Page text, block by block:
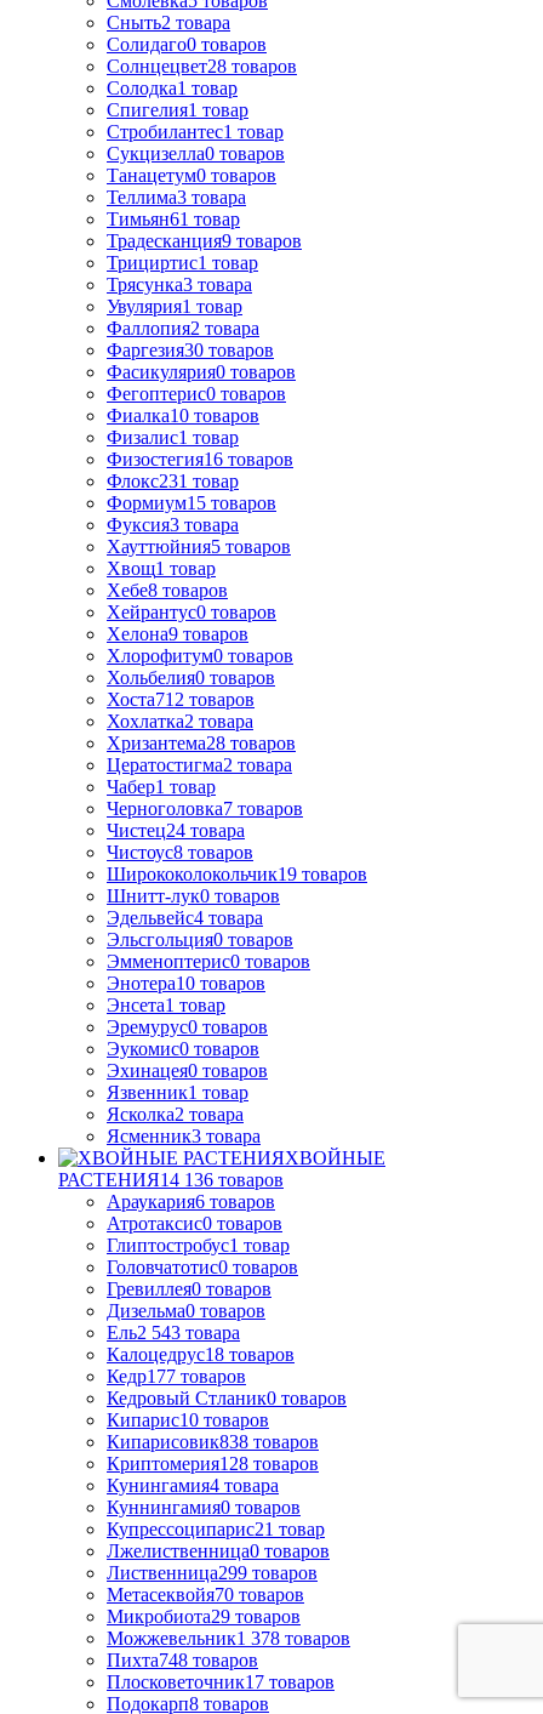
Сныть2 товара
Солидаго0 товаров
Солнцецвет28 товаров
Солодка1 товар
Спигелия1 товар
Стробилантес1 товар
Сукцизелла0 товаров
Танацетум0 товаров
Теллима3 товара
Тимьян61 товар
Традесканция9 товаров
Трициртис1 товар
Трясунка3 товара
Увулярия1 товар
Фаллопия2 товара
Фаргезия30 товаров
Фасикулярия0 товаров
Фегоптерис0 товаров
Фиалка10 товаров
Физалис1 товар
Физостегия16 товаров
Флокс231 товар
Формиум15 товаров
Фуксия3 товара
Хауттюйния5 товаров
Хвощ1 товар
Хебе8 товаров
Хейрантус0 товаров
Хелона9 товаров
Хлорофитум0 товаров
Хольбелия0 товаров
Хоста712 товаров
Хохлатка2 товара
Хризантема28 товаров
Цератостигма2 товара
Чабер1 товар
Черноголовка7 товаров
Чистец24 товара
Чистоус8 товаров
Ширококолокольчик19 товаров
Шнитт-лук0 товаров
Эдельвейс4 товара
Эльсгольция0 товаров
Эмменоптерис0 товаров
Энотера10 товаров
Энсета1 товар
Эремурус0 товаров
Эукомис0 товаров
Эхинацея0 товаров
Язвенник1 товар
Ясколка2 товара
Ясменник3 товара
ХВОЙНЫЕ
РАСТЕНИЯ14 136 товаров
Араукария6 товаров
Атротаксис0 товаров
Глиптостробус1 товар
Головчатотис0 товаров
Гревиллея0 товаров
Дизельма0 товаров
Ель2 543 товара
Калоцедрус18 товаров
Кедр177 товаров
Кедровый Стланик0 товаров
Кипарис10 товаров
Кипарисовик838 товаров
Криптомерия128 товаров
Кунингамия4 товара
Куннингамия0 товаров
Купрессоципарис21 товар
Лжелиственница0 товаров
Лиственница299 товаров
Метасеквойя70 товаров
Микробиота29 товаров
Можжевельник1 378 товаров
Пихта748 товаров
Плосковеточник17 товаров
Подокарп8 товаров